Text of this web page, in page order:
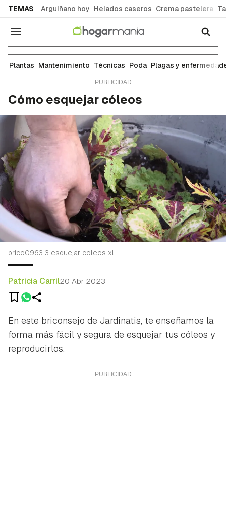
TEMAS Arguiñano hoy Helados caseros Crema pastelera
Navegación
Técnicas
Plantas Mantenimiento Técnicas Poda Plagas y
Cómo esquejar cóleos
brico0963 3 esquejar coleos xl
Patricia Carril20 Abr 2023
En este briconsejo de Jardinatis, te enseñamos la
forma más fácil y segura de esquejar tus cóleos y
reproducirlos.